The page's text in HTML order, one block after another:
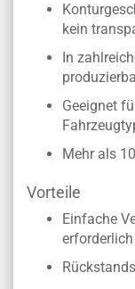
kein
In
Geeignet
Mehr als
Vorteile
Einfache
erforderlich